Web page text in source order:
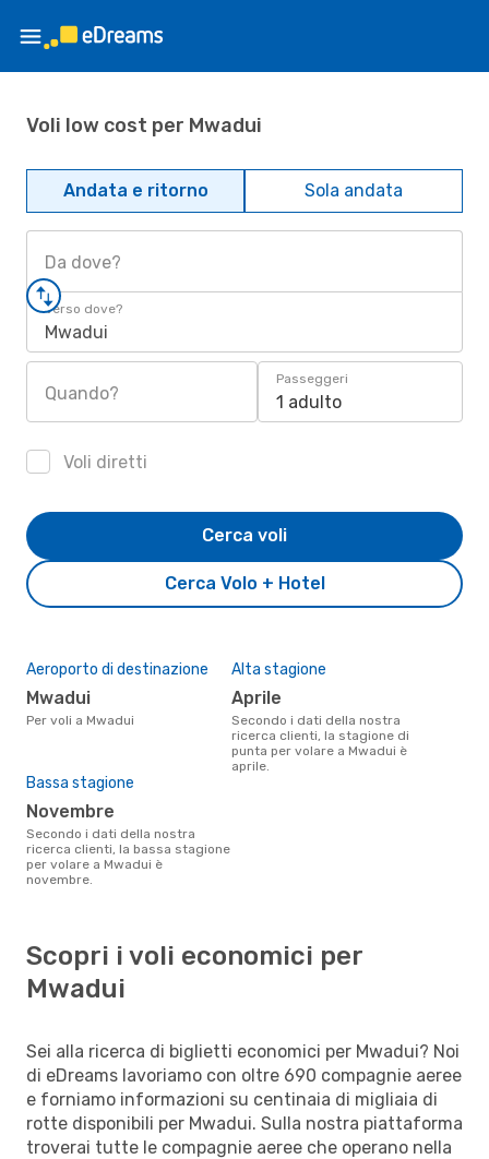
Voli low cost per Mwadui
Andata e ritorno Sola andata
Da dove?
Verso dove?
Mwadui
Quando?
Passeggeri
1 adulto
Voli diretti
Cerca Volo + Hotel
Cerca voli
Aeroporto di destinazione
Mwadui
Per voli a Mwadui
Alta stagione
aprile
Secondo i dati della nostra
ricerca clienti, la stagione di
punta per volare a Mwadui è
aprile.
Bassa stagione
novembre
Secondo i dati della nostra
ricerca clienti, la bassa stagione
per volare a Mwadui è
novembre.
Scopri i voli economici per
Mwadui
Sei alla ricerca di biglietti economici per Mwadui? Noi
di eDreams lavoriamo con oltre 690 compagnie aeree
e forniamo informazioni su centinaia di migliaia di
rotte disponibili per Mwadui. Sulla nostra piattaforma
troverai tutte le compagnie aeree che operano nella